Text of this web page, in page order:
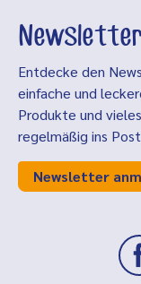
Newsletter
Entdecke den
einfache und
Produkte und
regelmäßig ins
Newsletter